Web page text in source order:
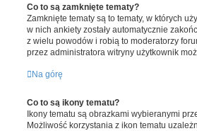
Co to są zamknięte tematy?
Zamknięte tematy są to tematy, w których
w nich ankiety zostały automatycznie
z wielu powodów i robią to moderatorzy
przez administratora witryny użytkownik
Na górę
Co to są ikony tematu?
Ikony tematu są obrazkami wybieranymi
Możliwość korzystania z ikon tematu